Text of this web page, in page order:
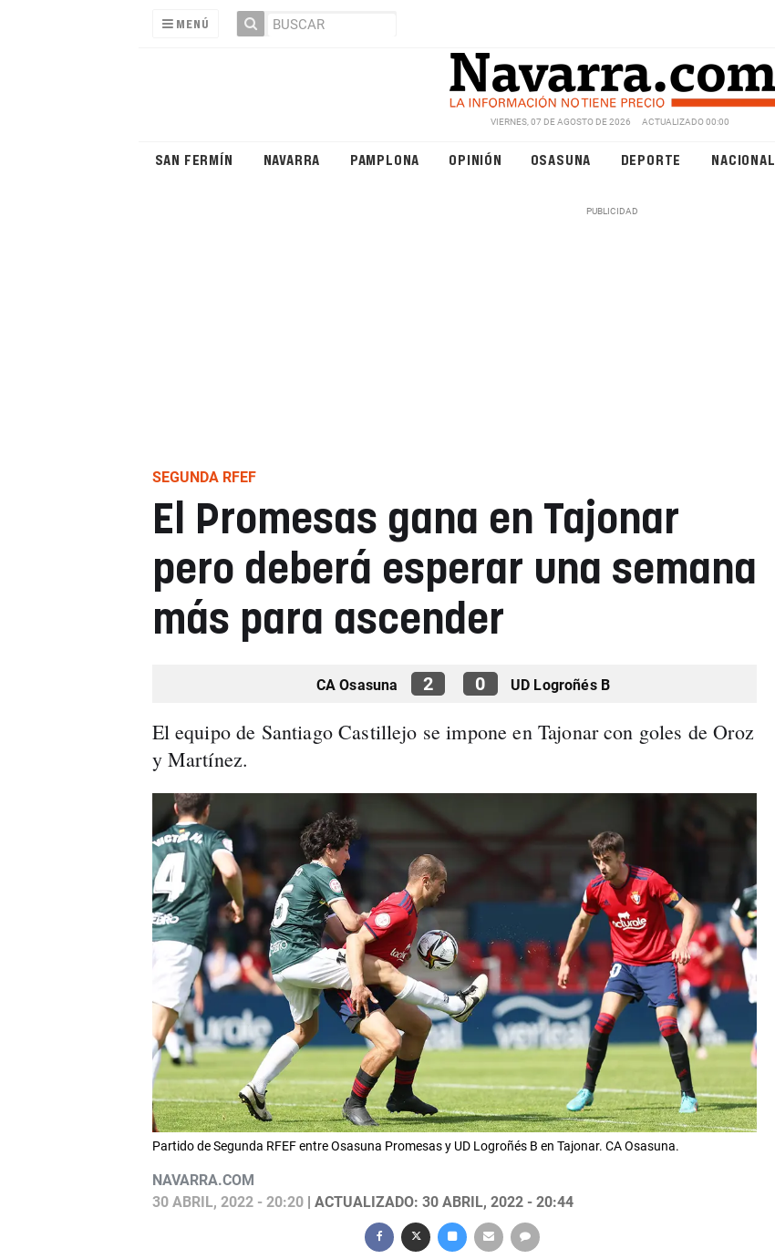
MENÚ
VIERNES, 07 DE AGOSTO DE 2026 ACTUALIZADO 00:00
SAN FERMÍN NAVARRA PAMPLONA OPINIÓN OSASUNA DEPORTE NACIONAL
SEGUNDA RFEF
El Promesas gana en Tajonar
pero deberá esperar una semana
más para ascender
CA Osasuna 2 0 UD Logroñés B
El equipo de Santiago Castillejo se impone en Tajonar con goles de Oroz
y Martínez.
Partido de Segunda RFEF entre Osasuna Promesas y UD Logroñés B en Tajonar. CA Osasuna.
NAVARRA.COM
30 ABRIL, 2022 - 20:20| ACTUALIZADO: 30 ABRIL, 2022 - 20:44